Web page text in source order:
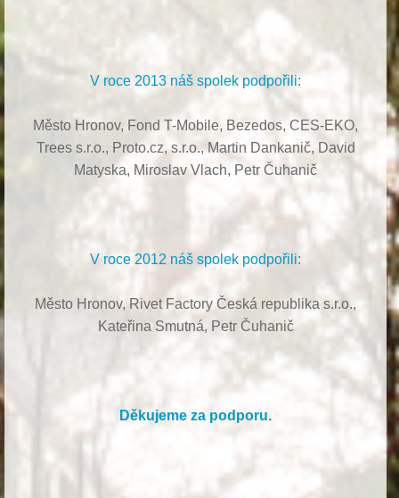
V roce 2013 náš spolek podpořili:
Město Hronov, Fond T-Mobile, Bezedos, CES-EKO,
Trees s.r.o., Proto.cz, s.r.o.,Martin Dankanič, David
Matyska, Miroslav Vlach, Petr Čuhanič
V roce 2012 náš spolek podpořili:
Město Hronov, Rivet Factory Česká republika s.r.o.,
Kateřina Smutná, Petr Čuhanič
Děkujeme za podporu.